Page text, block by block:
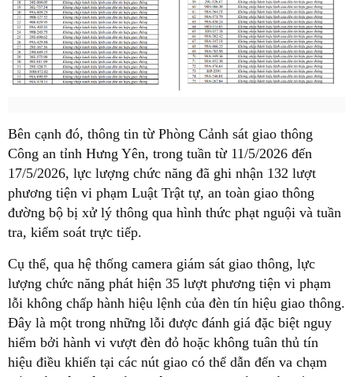
Bên cạnh đó, thông tin từ Phòng Cảnh sát giao thông
Công an tỉnh Hưng Yên, trong tuần từ 11/5/2026 đến
17/5/2026, lực lượng chức năng đã ghi nhận 132 lượt
phương tiện vi phạm Luật Trật tự, an toàn giao thông
đường bộ bị xử lý thông qua hình thức phạt nguội và tuần
tra, kiểm soát trực tiếp.
Cụ thể, qua hệ thống camera giám sát giao thông, lực
lượng chức năng phát hiện 35 lượt phương tiện vi phạm
lỗi không chấp hành hiệu lệnh của đèn tín hiệu giao thông.
Đây là một trong những lỗi được đánh giá đặc biệt nguy
hiểm bởi hành vi vượt đèn đỏ hoặc không tuân thủ tín
hiệu điều khiển tại các nút giao có thể dẫn đến va chạm